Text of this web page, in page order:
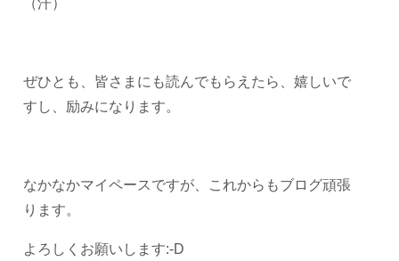
ぜひとも、皆さまにも読んでもらえたら、嬉しいで
すし、励みになります。
なかなかマイペースですが、これからもブログ頑張
ります。
よろしくお願いします:-D